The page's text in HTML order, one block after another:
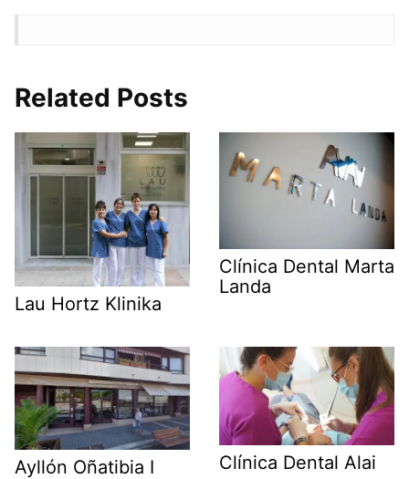
Related Posts
Lau Hortz Klinika
Clínica Dental Marta
Landa
Ayllón Oñatibia I Clínica Dental Alai